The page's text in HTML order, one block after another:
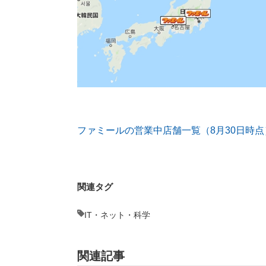
ファミールの営業中店舗一覧（8月30日時点
関連タグ
IT・ネット・科学
関連記事